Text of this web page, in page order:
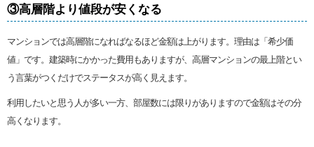
③高層階より値段が安くなる
マンションでは高層階になればなるほど金額は上がります。理由は「希少価
値」です。建築時にかかった費用もありますが、高層マンションの最上階とい
う言葉がつくだけでステータスが高く見えます。
利用したいと思う人が多い一方、部屋数には限りがありますので金額はその分
高くなります。